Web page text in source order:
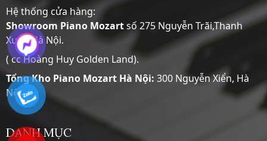
Hệ thống cửa hàng:
Showroom Piano Mozartsố 275 Nguyễn Trãi,Thanh
Xuân,Hà Nội.
( cc Hoàng Huy Golden Land).
Tổng Kho Piano Mozart Hà Nội: 300 Nguyễn Xiển, Hà
Nội
DANH MỤC